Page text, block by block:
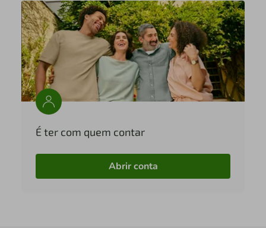
É ter com quem contar
Abrir conta